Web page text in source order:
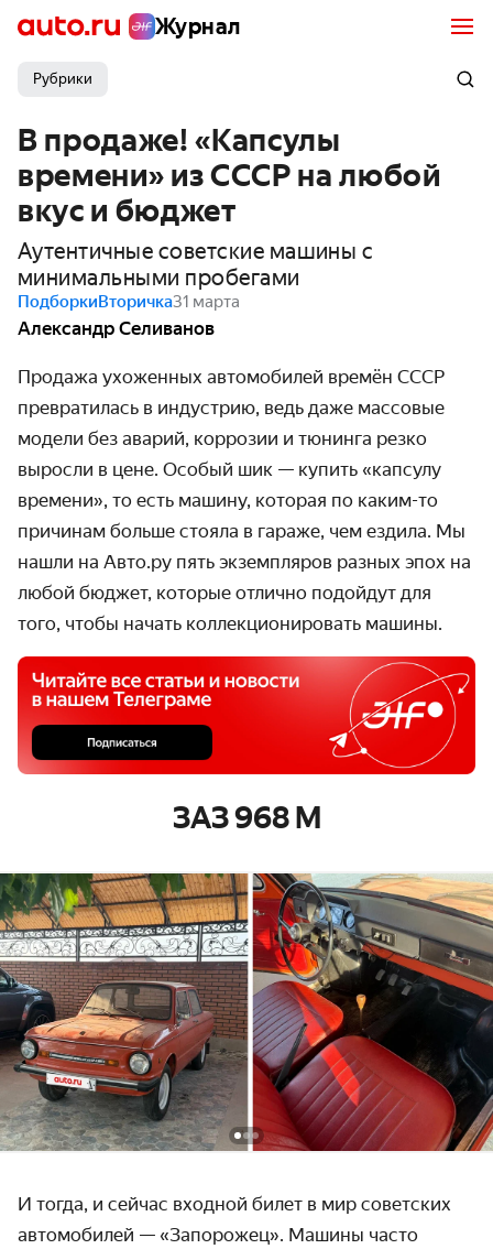
Журнал
Рубрики
В продаже! «Капсулы
времени» из СССР на любой
вкус и бюджет
Аутентичные советские машины с
минимальными пробегами
ПодборкиВторичка31 марта
Александр Селиванов
Продажа ухоженных автомобилей времён СССР
превратилась в индустрию, ведь даже массовые
модели без аварий, коррозии и тюнинга резко
выросли в цене. Особый шик — купить «капсулу
времени», то есть машину, которая по каким-то
причинам больше стояла в гараже, чем ездила. Мы
нашли на Авто.ру пять экземпляров разных эпох на
любой бюджет, которые отлично подойдут для
того, чтобы начать коллекционировать машины.
ЗАЗ 968 М
И тогда, и сейчас входной билет в мир советских
автомобилей — «Запорожец». Машины часто